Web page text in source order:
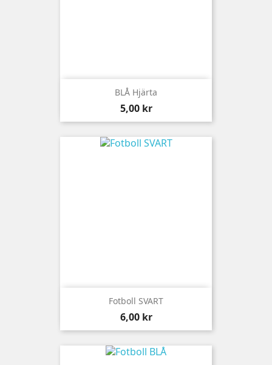
BLÅ Hjärta
Pris
5,00 kr
Fotboll SVART
Pris
6,00 kr